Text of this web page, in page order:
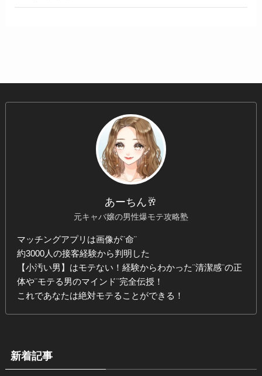
あーちん🥂
元キャバ嬢の男性爆モテ攻略塾
マッチングアプリは画像が¨命¨
約3000人の接客経験から判明した
【小汚い男】はモテない！経験からわかった¨清潔感¨の正
体や¨モテる男のマインド¨完全伝授！
これであなたは絶対モテることができる！
新着記事